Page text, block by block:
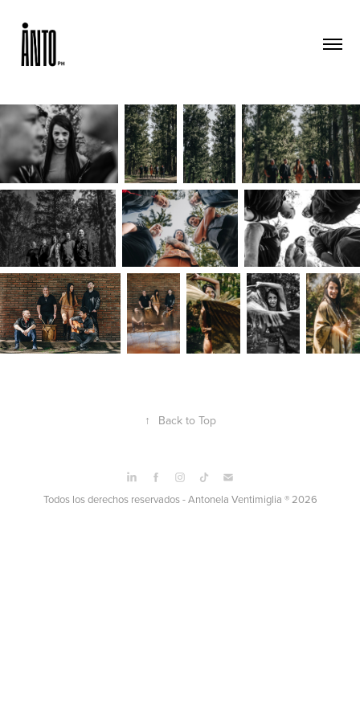
↑ Back to Top
Todos los derechos reservados - Antonela Ventimiglia ® 2026